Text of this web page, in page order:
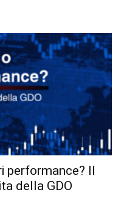
performance? Il
della GDO